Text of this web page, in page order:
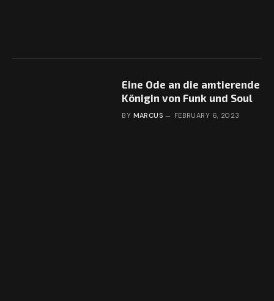
Eine Ode an die amtierende
Königin von Funk und Soul
BY MARCUS FEBRUARY 6, 2023